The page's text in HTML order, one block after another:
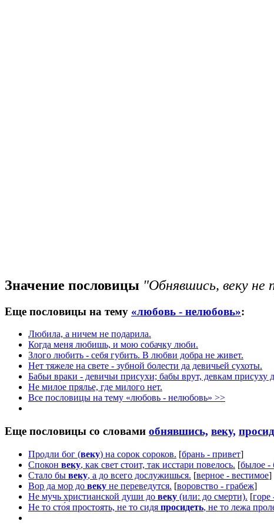
Значение пословицы "Обнявшись, веку не
Еще пословицы на тему «любовь - нелюбовь»:
Любила, а ничем не подарила.
Когда меня любишь, и мою собачку люби.
Злого любить - себя губить. В любви добра не живет.
Нет тяжеле на свете - зубной болести да девичьей сухоты.
Бабьи враки - девичьи присухи; бабы врут, девкам присуху
Не милое прялье, где милого нет.
Все пословицы на тему «любовь - нелюбовь» >>
Еще пословицы со словами обнявшись, веку,
Продли бог (веку) на сорок сороков. [брань - привет]
Спокон веку, как свет стоит, так исстари повелось. [былое -
Стало бы веку, а до всего дослужишься. [верное - вестимое]
Вор да мор до веку не переведутся. [воровство - грабеж]
Не мучь христианской души до веку (или: до смерти). [горе
Не то сто́я простоять, не то сидя просидеть, не то лежа